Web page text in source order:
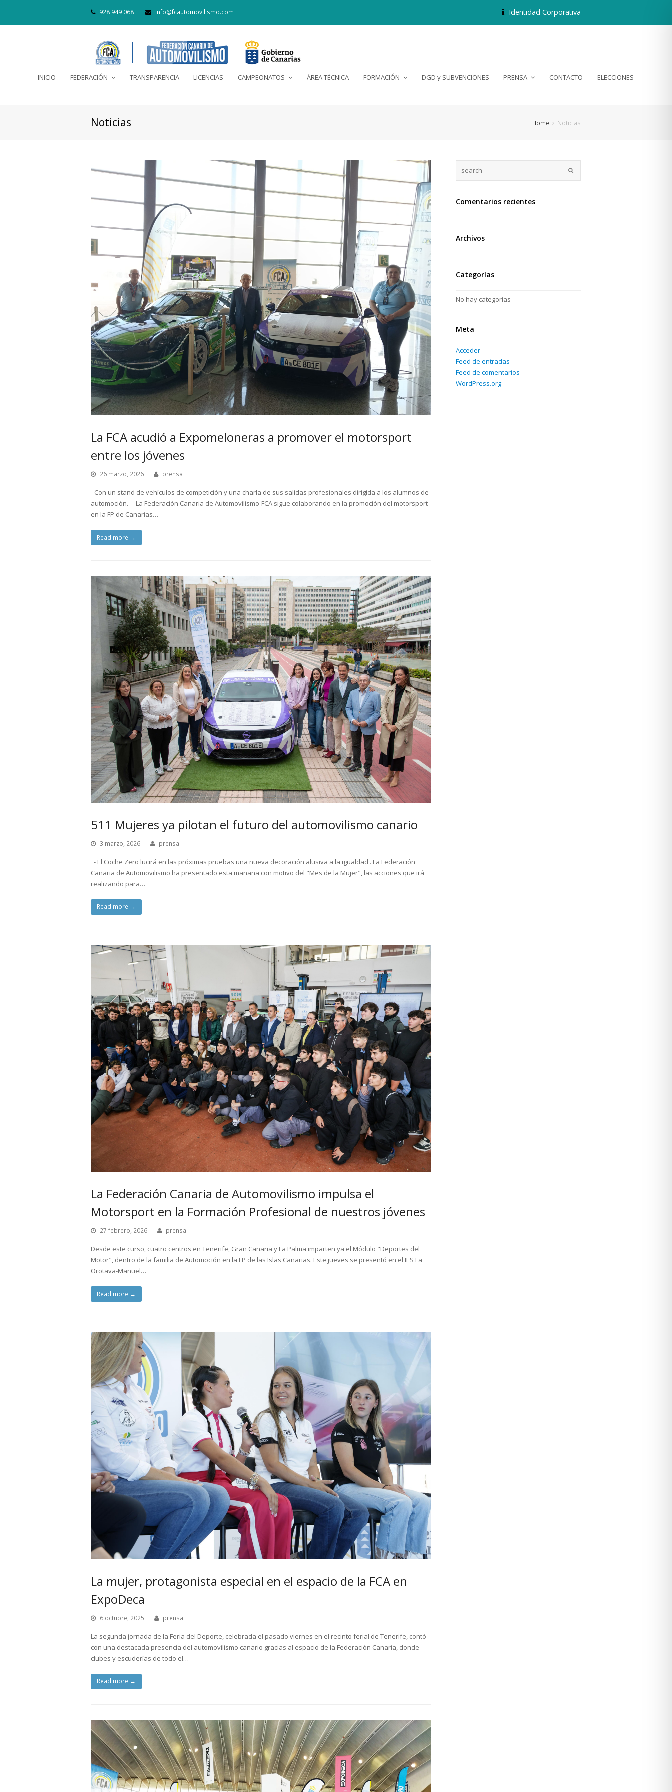
928 949 068 info@fcautomovilismo.com Identidad Corporativa
INICIO FEDERACIÓN TRANSPARENCIA LICENCIAS CAMPEONATOS ÁREA TÉCNICA FORMACIÓN DGD y SUBVENCIONES PRENSA CONTACTO ELECCIONES
Noticias Home Noticias
La FCA acudió a Expomeloneras a promover el motorsport
entre los jóvenes
26 marzo, 2026 prensa
- Con un stand de vehículos de competición y una charla de sus salidas profesionales dirigida a los alumnos de
automoción. La Federación Canaria de Automovilismo-FCA sigue colaborando en la promoción del motorsport
en la FP de Canarias…
Read more →
511 Mujeres ya pilotan el futuro del automovilismo canario
3 marzo, 2026 prensa
- El Coche Zero lucirá en las próximas pruebas una nueva decoración alusiva a la igualdad . La Federación
Canaria de Automovilismo ha presentado esta mañana con motivo del "Mes de la Mujer", las acciones que irá
realizando para…
Read more →
La Federación Canaria de Automovilismo impulsa el
Motorsport en la Formación Profesional de nuestros jóvenes
27 febrero, 2026 prensa
Desde este curso, cuatro centros en Tenerife, Gran Canaria y La Palma imparten ya el Módulo "Deportes del
Motor", dentro de la familia de Automoción en la FP de las Islas Canarias. Este jueves se presentó en el IES La
Orotava-Manuel…
Read more →
La mujer, protagonista especial en el espacio de la FCA en
ExpoDeca
6 octubre, 2025 prensa
La segunda jornada de la Feria del Deporte, celebrada el pasado viernes en el recinto ferial de Tenerife, contó
con una destacada presencia del automovilismo canario gracias al espacio de la Federación Canaria, donde
clubes y escuderías de todo el…
Read more →
Comentarios recientes
Archivos
Categorías
No hay categorías
Meta
Acceder
Feed de entradas
Feed de comentarios
WordPress.org